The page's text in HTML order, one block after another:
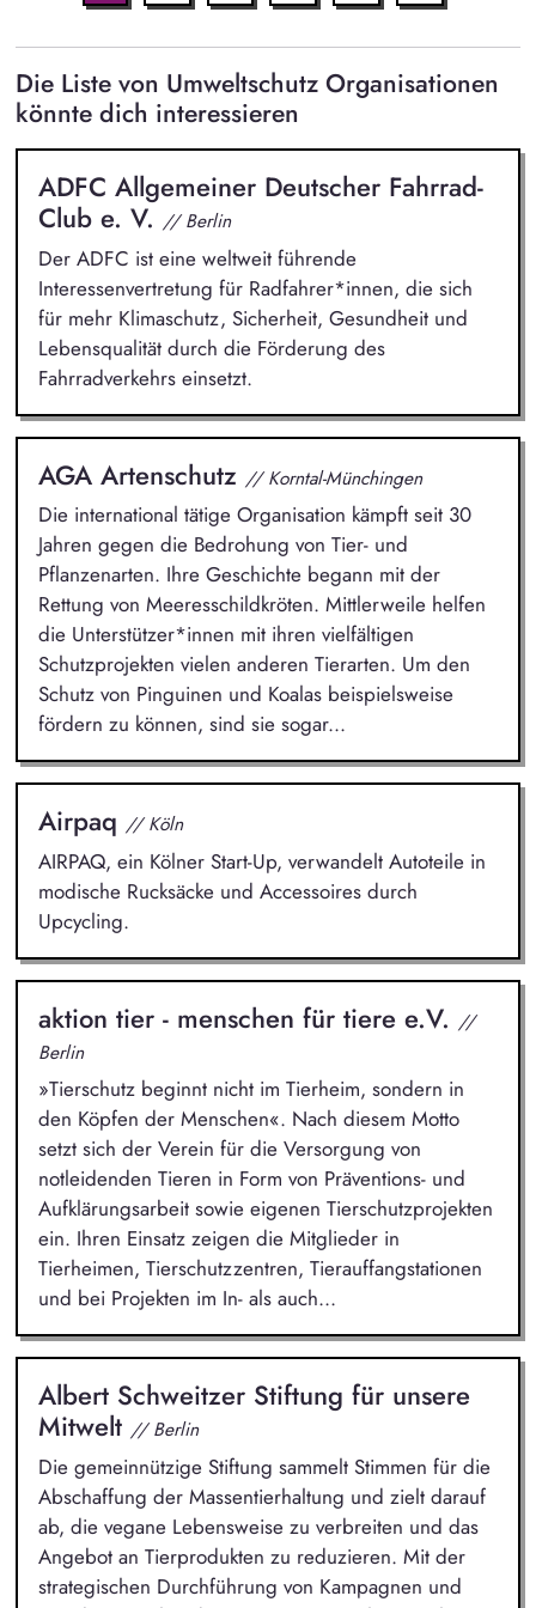
Die Liste von Umweltschutz Organisationen
könnte dich interessieren
ADFC Allgemeiner Deutscher Fahrrad-
Club e. V. // Berlin
Der ADFC ist eine weltweit führende
Interessenvertretung für Radfahrer*innen, die sich
für mehr Klimaschutz, Sicherheit, Gesundheit und
Lebensqualität durch die Förderung des
Fahrradverkehrs einsetzt.
AGA Artenschutz // Korntal-Münchingen
Die international tätige Organisation kämpft seit 30
Jahren gegen die Bedrohung von Tier- und
Pflanzenarten. Ihre Geschichte begann mit der
Rettung von Meeresschildkröten. Mittlerweile helfen
die Unterstützer*innen mit ihren vielfältigen
Schutzprojekten vielen anderen Tierarten. Um den
Schutz von Pinguinen und Koalas beispielsweise
fördern zu können, sind sie sogar...
Airpaq // Köln
AIRPAQ, ein Kölner Start-Up, verwandelt Autoteile in
modische Rucksäcke und Accessoires durch
Upcycling.
aktion tier - menschen für tiere e.V. //
Berlin
»Tierschutz beginnt nicht im Tierheim, sondern in
den Köpfen der Menschen«. Nach diesem Motto
setzt sich der Verein für die Versorgung von
notleidenden Tieren in Form von Präventions- und
Aufklärungsarbeit sowie eigenen Tierschutzprojekten
ein. Ihren Einsatz zeigen die Mitglieder in
Tierheimen, Tierschutzzentren, Tierauffangstationen
und bei Projekten im In- als auch...
Albert Schweitzer Stiftung für unsere
Mitwelt // Berlin
Die gemeinnützige Stiftung sammelt Stimmen für die
Abschaffung der Massentierhaltung und zielt darauf
ab, die vegane Lebensweise zu verbreiten und das
Angebot an Tierprodukten zu reduzieren. Mit der
strategischen Durchführung von Kampagnen und